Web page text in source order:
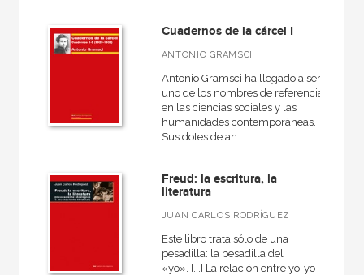
Cuadernos de la cárcel I
ANTONIO GRAMSCI
Antonio Gramsci ha llegado a ser
uno de los nombres de referencia
en las ciencias sociales y las
humanidades contemporáneas.
Sus dotes de an...
Freud: la escritura, la
literatura
JUAN CARLOS RODRÍGUEZ
Este libro trata sólo de una
pesadilla: la pesadilla del
«yo». [...] La relación entre yo-yo